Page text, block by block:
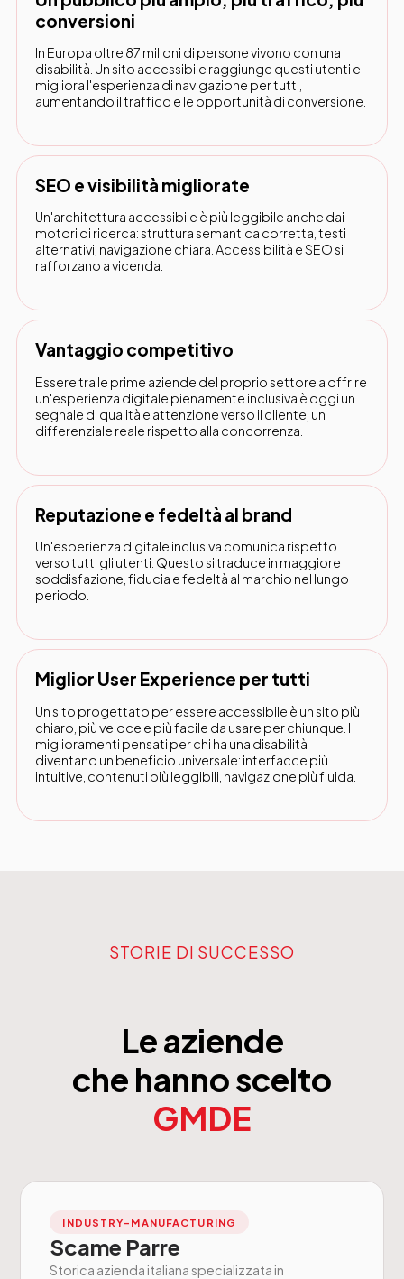
conversioni
In Europa oltre 87 milioni di persone vivono con una
disabilità. Un sito accessibile raggiunge questi utenti e
migliora l'esperienza di navigazione per tutti,
aumentando il traffico e le opportunità di conversione.
SEO e visibilità migliorate
Un'architettura accessibile è più leggibile anche dai
motori di ricerca: struttura semantica corretta, testi
alternativi, navigazione chiara. Accessibilità e SEO si
rafforzano a vicenda.
Vantaggio competitivo
Essere tra le prime aziende del proprio settore a offrire
un'esperienza digitale pienamente inclusiva è oggi un
segnale di qualità e attenzione verso il cliente, un
differenziale reale rispetto alla concorrenza.
Reputazione e fedeltà al brand
Un'esperienza digitale inclusiva comunica rispetto
verso tutti gli utenti. Questo si traduce in maggiore
soddisfazione, fiducia e fedeltà al marchio nel lungo
periodo.
Miglior User Experience per tutti
Un sito progettato per essere accessibile è un sito più
chiaro, più veloce e più facile da usare per chiunque. I
miglioramenti pensati per chi ha una disabilità
diventano un beneficio universale: interfacce più
intuitive, contenuti più leggibili, navigazione più fluida.
STORIE DI SUCCESSO
Le aziende
che hanno scelto
GMDE
INDUSTRY-MANUFACTURING
Scame Parre
Storica azienda italiana specializzata in